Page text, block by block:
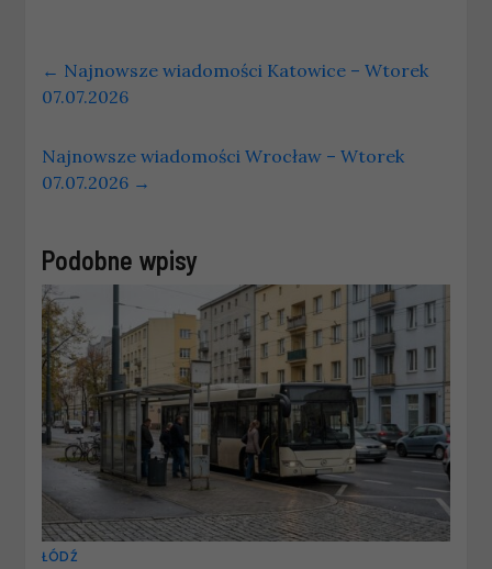
← Najnowsze wiadomości Katowice – Wtorek
07.07.2026
Najnowsze wiadomości Wrocław – Wtorek
07.07.2026 →
Podobne wpisy
ŁÓDŹ